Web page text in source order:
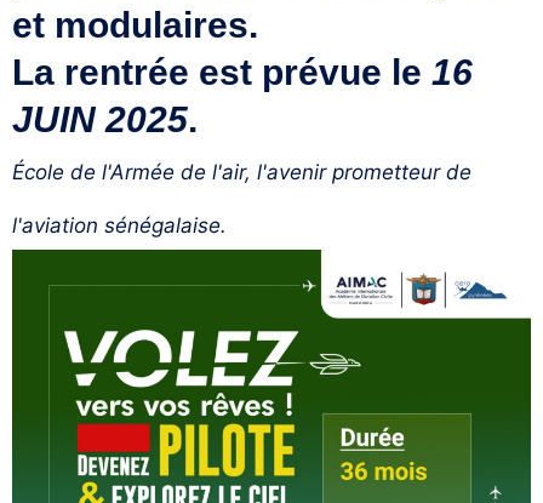
et modulaires.
La rentrée est prévue le 16
JUIN 2025.
École de l'Armée de l'air, l'avenir prometteur de
l'aviation sénégalaise.